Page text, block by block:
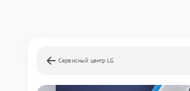
Сервисный центр LG